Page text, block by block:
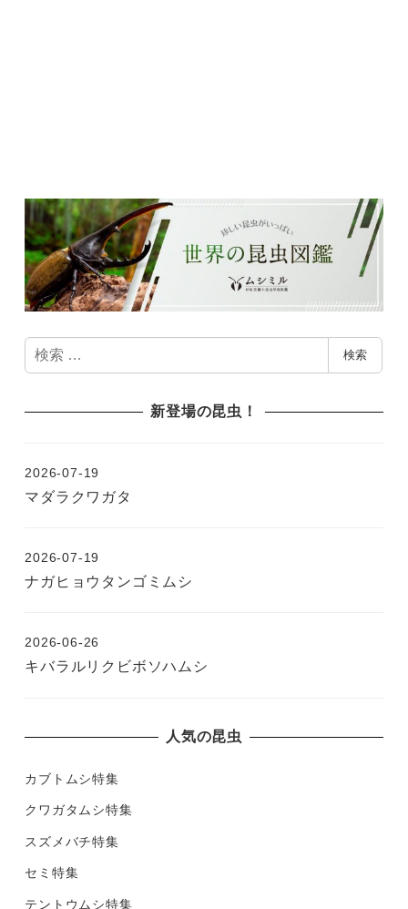
検
索
検索
新登場の昆虫！
マダラクワガタ
2026-07-19
ナガヒョウタンゴミムシ
2026-07-19
キバラルリクビボソハムシ
2026-06-26
人気の昆虫
カブトムシ特集
クワガタムシ特集
スズメバチ特集
セミ特集
テントウムシ特集